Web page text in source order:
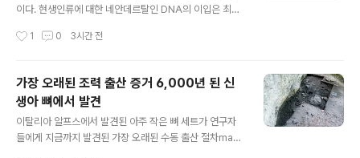
이는 원래 야생 소 (Bos primigenius)였던 것이 메소포
이다. 그런데 Q라고 쓰여진 노드가 보일 것이다. 이는 조상
이다. 현생인류에 대한 네안데르탈인 DNA의 이입은 최근
제이기도 하다. 이 주제는 무엇보다 최근 이 주제로 노벨상
위로 최고 수준의 저널에 출판이 계속되고 있고, 그 학문적
여파도 만만치 않지만 몇가지 점에서 논의해야 할 점이 없
는 것은 아니다. 몇 가지 이야기를 들어보면 이렇다. 우선,
네안데르탈인 뼈에서 고대DNA를 추출한 결과, 네안데르
탈인의 모계유전과 부계유전을 대표한다고 할 수 있는 미
1 0 3시간 전
가장 오래된 조력 출산 증거 6,000년 된 신
생아 뼈에서 발견
이탈리아 알프스에서 발견된 아주 작은 뼈 세트가 연구자
들에게 지금까지 발견된 가장 오래된 수동 출산 절차manu